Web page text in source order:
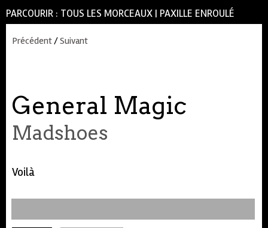
PARCOURIR : TOUS LES MORCEAUX | PAXILLE ENROULÉ
Précédent/Suivant
General Magic
Madshoes
Voilà